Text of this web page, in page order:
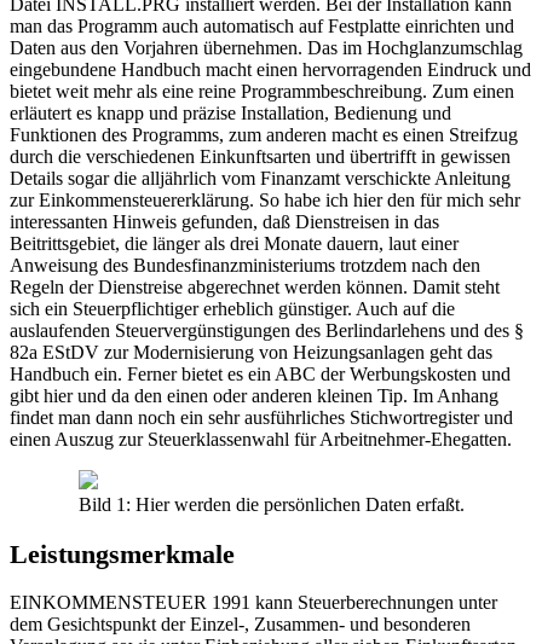
Datei INSTALL.PRG installiert werden. Bei der Installation kann
man das Programm auch automatisch auf Festplatte einrichten und
Daten aus den Vorjahren übernehmen. Das im Hochglanzumschlag
eingebundene Handbuch macht einen hervorragenden Eindruck und
bietet weit mehr als eine reine Programmbeschreibung. Zum einen
erläutert es knapp und präzise Installation, Bedienung und
Funktionen des Programms, zum anderen macht es einen Streifzug
durch die verschiedenen Einkunftsarten und übertrifft in gewissen
Details sogar die alljährlich vom Finanzamt verschickte Anleitung
zur Einkommensteuererklärung. So habe ich hier den für mich sehr
interessanten Hinweis gefunden, daß Dienstreisen in das
Beitrittsgebiet, die länger als drei Monate dauern, laut einer
Anweisung des Bundesfinanzministeriums trotzdem nach den
Regeln der Dienstreise abgerechnet werden können. Damit steht
sich ein Steuerpflichtiger erheblich günstiger. Auch auf die
auslaufenden Steuervergünstigungen des Berlindarlehens und des §
82a EStDV zur Modernisierung von Heizungsanlagen geht das
Handbuch ein. Ferner bietet es ein ABC der Werbungskosten und
gibt hier und da den einen oder anderen kleinen Tip. Im Anhang
findet man dann noch ein sehr ausführliches Stichwortregister und
einen Auszug zur Steuerklassenwahl für Arbeitnehmer-Ehegatten.
Bild 1: Hier werden die persönlichen Daten erfaßt.
Leistungsmerkmale
EINKOMMENSTEUER 1991 kann Steuerberechnungen unter
dem Gesichtspunkt der Einzel-, Zusammen- und besonderen